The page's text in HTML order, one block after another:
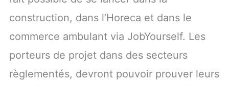
construction, dans l’Horeca et dans le
commerce ambulant via JobYourself. Les
porteurs de projet dans des secteurs
règlementés, devront pouvoir prouver leurs